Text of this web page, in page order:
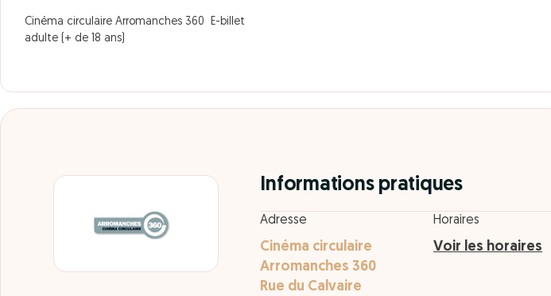
Cinéma circulaire Arromanches 360 E-billet
adulte (+ de 18 ans)
Informations pratiques
Adresse
Cinéma circulaire
Arromanches 360
Rue du Calvaire
Horaires
Voir les horaires